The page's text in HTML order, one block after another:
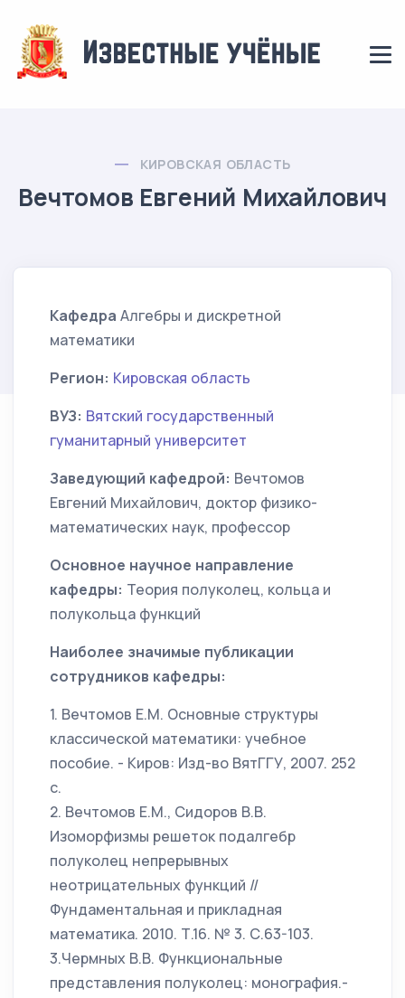
КИРОВСКАЯ ОБЛАСТЬ
Вечтомов Евгений Михайлович
Кафедра Алгебры и дискретной
математики
Регион: Кировская область
ВУЗ: Вятский государственный
гуманитарный университет
Заведующий кафедрой: Вечтомов
Евгений Михайлович, доктор физико-
математических наук, профессор
Основное научное направление
кафедры: Теория полуколец, кольца и
полукольца функций
Наиболее значимые публикации
сотрудников кафедры:
1. Вечтомов Е.М. Основные структуры
классической математики: учебное
пособие. - Киров: Изд-во ВятГГУ, 2007. 252
с.
2. Вечтомов Е.М., Сидоров В.В.
Изоморфизмы решеток подалгебр
полуколец непрерывных
неотрицательных функций //
Фундаментальная и прикладная
математика. 2010. Т.16. № 3. С.63-103.
3.Чермных В.В. Функциональные
представления полуколец: монография.-